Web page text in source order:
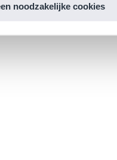
noodzakelijke cookies